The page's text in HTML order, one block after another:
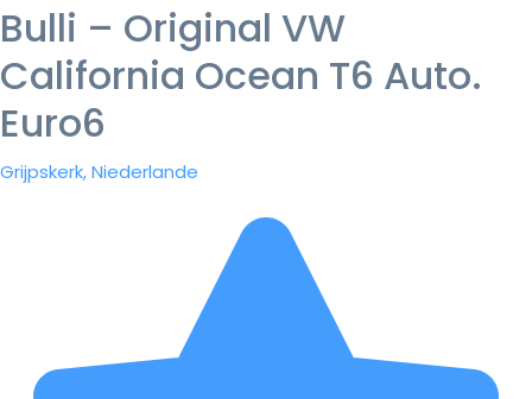
Bulli – Original VW
California Ocean T6 Auto.
Euro6
Grijpskerk, Niederlande